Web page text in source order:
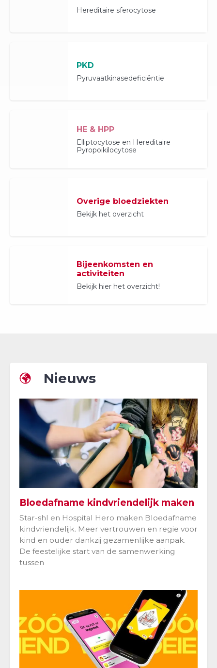
Hereditaire sferocytose
PKD
Pyruvaatkinase­deficiëntie
HE & HPP
Elliptocytose en Hereditaire
Pyropoikilocytose
Overige bloedziekten
Bekijk het overzicht
Bijeenkomsten en
activiteiten
Bekijk hier het overzicht!
Nieuws
Bloedafname kindvriendelijk maken
Star-shl en Hospital Hero maken Bloedafname
kindvriendelijk. Meer vertrouwen en regie voor
kind en ouder dankzij gezamenlijke aanpak.
De feestelijke start van de samenwerking
tussen